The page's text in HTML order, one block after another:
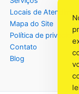
Locais de
Mapa do Site
Política de privacidade
Contato
Blog